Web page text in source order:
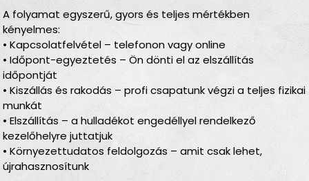
A folyamat egyszerű, gyors és teljes mértékben
kényelmes:
• Kapcsolatfelvétel – telefonon vagy online
• Időpont-egyeztetés – Ön dönti el az elszállítás
időpontját
• Kiszállás és rakodás – profi csapatunk végzi a teljes fizikai
munkát
• Elszállítás – a hulladékot engedéllyel rendelkező
kezelőhelyre juttatjuk
• Környezettudatos feldolgozás – amit csak lehet,
újrahasznosítunk